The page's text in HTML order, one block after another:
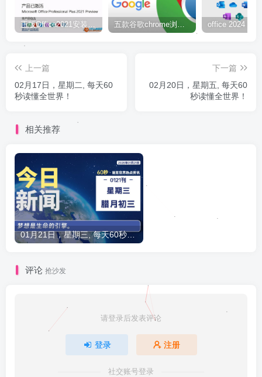
正版Office2021安装与激活图解教程 利用工具office tool plus 五款谷歌chrome浏览器截图插件工具推荐
上一篇
02月17日，星期二, 每天60
秒读懂全世界！
下一篇
02月20日，星期五, 每天60
秒读懂全世界！
相关推荐
01月21日，星期三, 每天60秒读懂全世界！
评论 抢沙发
请登录后发表评论
登录 注册
社交账号登录